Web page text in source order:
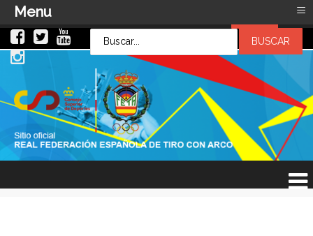
LOG INOR
Contraseña
Recuérdeme
Menu ≡